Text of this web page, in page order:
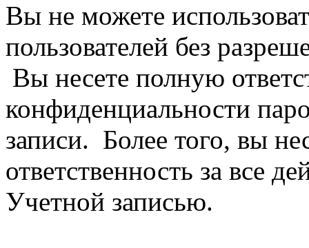
Вы не можете
пользователей без
Вы несете полную
конфиденциальности
записи. Более того, вы
ответственность за все
Учетной записью.